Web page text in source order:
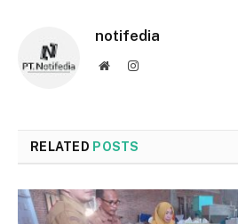
notifedia
WebsiteInstagram
RELATED POSTS